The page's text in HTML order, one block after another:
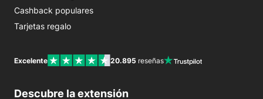
Cashback populares
Tarjetas regalo
Excelente 20.895 reseñas
Descubre la extensión